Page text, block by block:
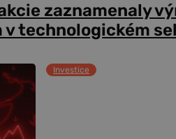
zaznamenaly
v technologickém
Investice